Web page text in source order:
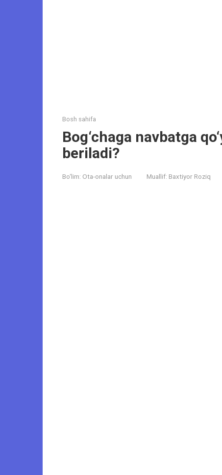
Bosh sahifa
Bog‘chaga navbatga
beriladi?
Bo‘lim: Ota-onalar uchun Muallif: Baxtiyor Roziq